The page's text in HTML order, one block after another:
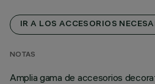
IR A LOS ACCESORIOS
NOTAS
Amplia gama de accesorios